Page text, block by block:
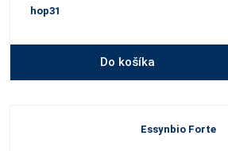
hop31
Do košíka
Essynbio Forte